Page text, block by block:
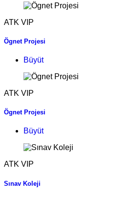
ATK VIP
Ögnet Projesi
Büyüt
ATK VIP
Ögnet Projesi
Büyüt
ATK VIP
Sınav Koleji